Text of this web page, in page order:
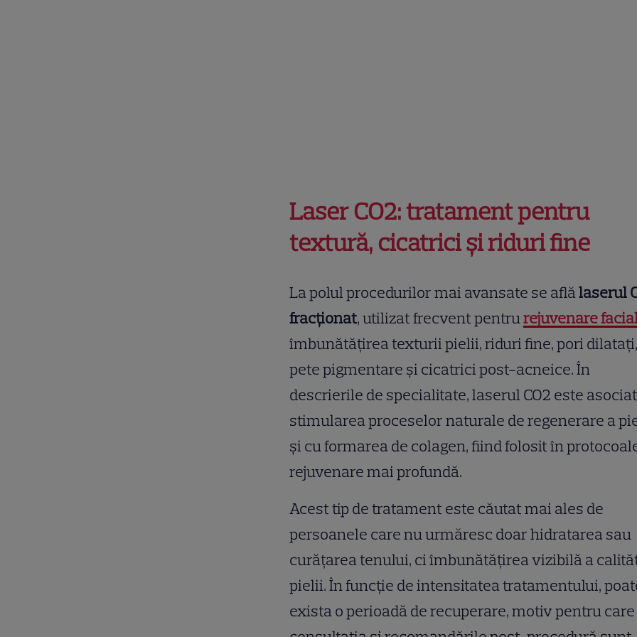
Laser CO2: tratament pentru
textură, cicatrici și riduri fine
La polul procedurilor mai avansate se aflălaserul
fracționat, utilizat frecvent pentrurejuvenare
îmbunătățirea texturii pielii, riduri fine, pori dilatați,
pete pigmentare și cicatrici post-acneice. În
descrierile de specialitate, laserul CO2 este
stimularea proceselor naturale de regenerare a
și cu formarea de colagen, fiind folosit în
rejuvenare mai profundă.
Acest tip de tratament este căutat mai ales de
persoanele care nu urmăresc doar hidratarea sau
curățarea tenului, ci îmbunătățirea vizibilă a
pielii. În funcție de intensitatea tratamentului,
exista o perioadă de recuperare, motiv pentru care